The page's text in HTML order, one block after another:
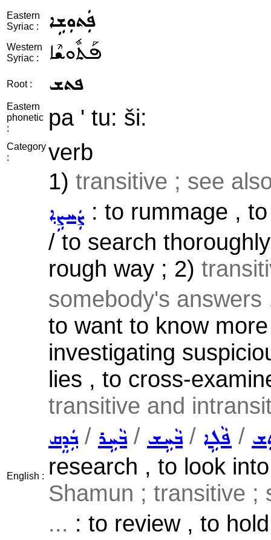
Eastern
Syriac :
ܦܲܬܘܼܫܹܐ
Western
Syriac :
ܦܰܬܽܘܫܶܐ
Root : ܦܬܫ
Eastern
phonetic
:
pa ' tu: ši:
Category
:
verb
English :
1) transitive ; see
ܨܲܚܨܹܐ : to rummage ,
/ to search
rough way ; 2)
somebody's answers
to want to know
investigating
lies , to cross-
transitive and
ܒܲܕܸܩ/ ܒܵܚܹܪ/ ܒܵܚܹܫ/ ܦܵܠܹܐ /
research , to look
Shamun ; transitive ;
... : to review , to